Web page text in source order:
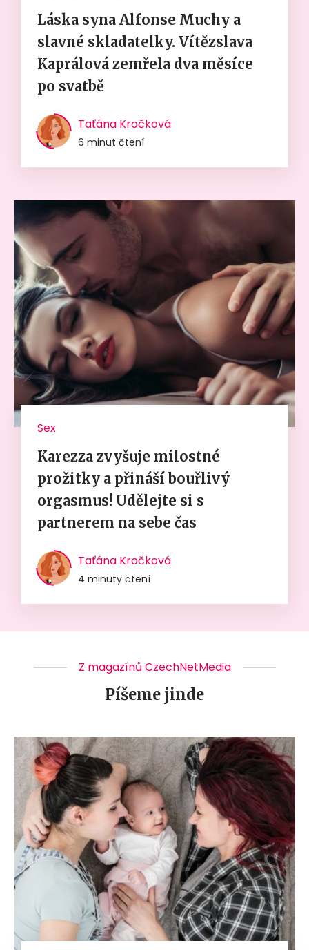
Láska syna Alfonse Muchy a
slavné skladatelky. Vítězslava
Kaprálová zemřela dva měsíce
po svatbě
Taťána Kročková
6 minut čtení
Sex
Karezza zvyšuje milostné
prožitky a přináší bouřlivý
orgasmus! Udělejte si s
partnerem na sebe čas
Taťána Kročková
4 minuty čtení
Z magazínů CzechNetMedia
Píšeme jinde